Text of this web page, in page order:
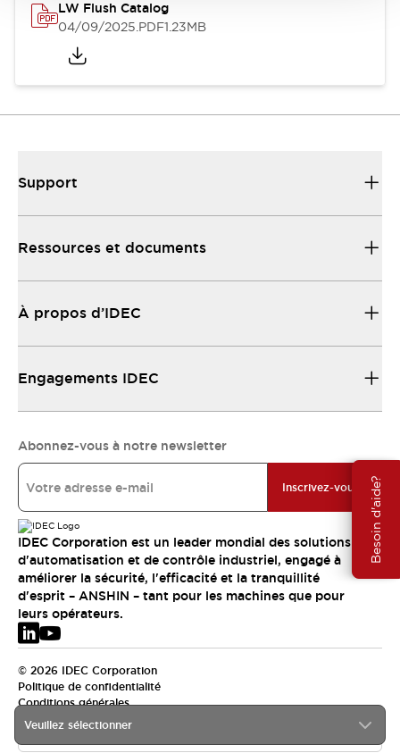
Besoin d'aide?
LW Flush Catalog
04/09/2025.PDF1.23MB
Veuillez sélectionner
Support
Ressources et documents
À propos d’IDEC
Engagements IDEC
Abonnez-vous à notre newsletter
Inscrivez-vous
IDEC Corporation est un leader mondial des solutions
d'automatisation et de contrôle industriel, engagé à
améliorer la sécurité, l'efficacité et la tranquillité
d'esprit – ANSHIN – tant pour les machines que pour
leurs opérateurs.
© 2026 IDEC Corporation
Politique de confidentialité
Conditions générales
EMEA